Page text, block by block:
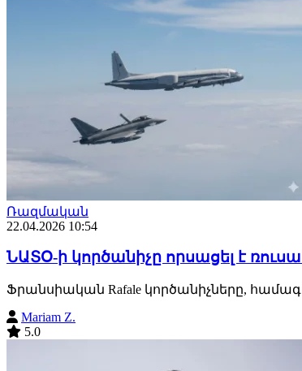
Ռազմական
22.04.2026 10:54
ՆԱՏՕ-ի կործանիչը որսացել է
Ֆրանսիական Rafale կործանիչները,
Mariam Z.
5.0